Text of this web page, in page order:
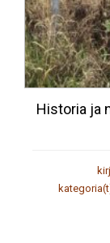
Historia ja